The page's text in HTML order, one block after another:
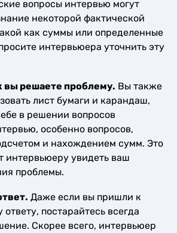
вопросы интервью могут
некоторой фактической
как суммы или определенные
интервьюера уточнить эту
вы решаете проблему. Вы также
лист бумаги и карандаш,
в решении вопросов
особенно вопросов,
и нахождением сумм. Это
интервьюеру увидеть ваш
проблемы.
Даже если вы пришли к
постарайтесь всегда
Скорее всего, интервьюер